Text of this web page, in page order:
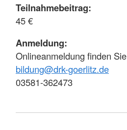
Teilnahmebeitrag:
45 €
Anmeldung:
Onlineanmeldung finden Sie
bildung@drk-goerlitz.de
03581-362473